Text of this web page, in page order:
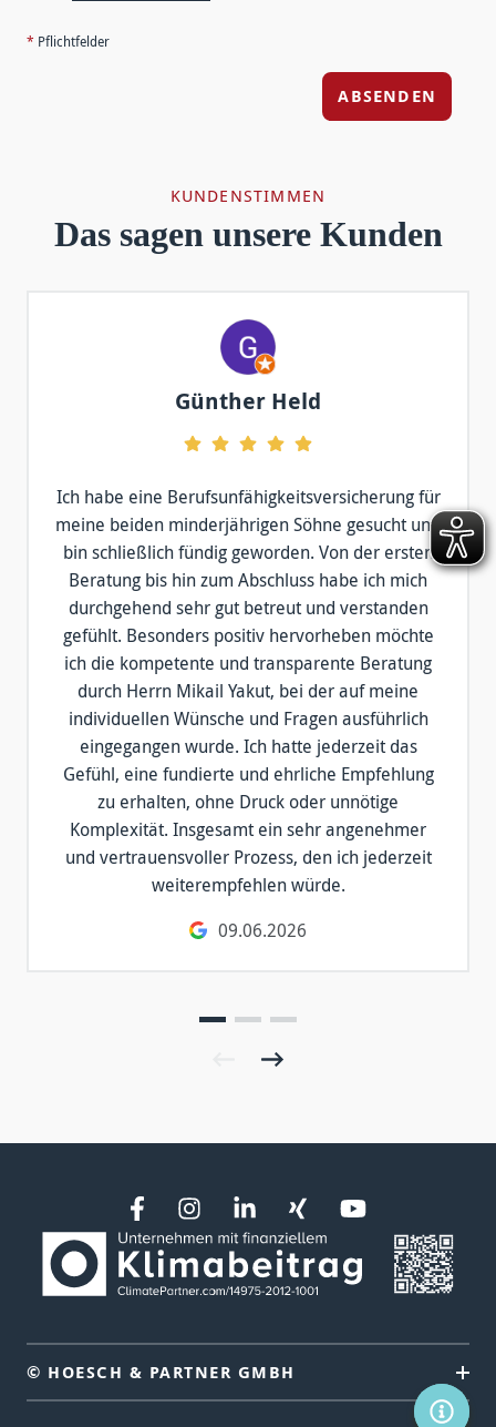
* Pflichtfelder
ABSENDEN
KUNDENSTIMMEN
Das sagen unsere Kunden
Günther Held
Ich habe eine Berufsunfähigkeitsversicherung für
meine beiden minderjährigen Söhne gesucht und
bin schließlich fündig geworden. Von der ersten
Beratung bis hin zum Abschluss habe ich mich
durchgehend sehr gut betreut und verstanden
gefühlt. Besonders positiv hervorheben möchte
ich die kompetente und transparente Beratung
durch Herrn Mikail Yakut, bei der auf meine
individuellen Wünsche und Fragen ausführlich
eingegangen wurde. Ich hatte jederzeit das
Gefühl, eine fundierte und ehrliche Empfehlung
zu erhalten, ohne Druck oder unnötige
Komplexität. Insgesamt ein sehr angenehmer
und vertrauensvoller Prozess, den ich jederzeit
weiterempfehlen würde.
09.06.2026
© HOESCH & PARTNER GMBH